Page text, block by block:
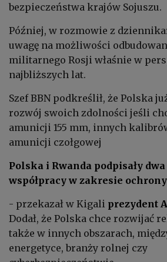
bezpieczeństwa krajów Sojuszu.
Później, w rozmowie z
uwagę na możliwości
militarnego Rosji właśnie w
najbliższych lat.
Szef BBN podkreślił, że Polska
rozwój swoich zdolności jeśli
amunicji 155 mm, innych
amunicji czołgowej
Polska i Rwanda podpisały
współpracy w zakresie
- przekazał w Kigali prezydent
Dodał, że Polska chce rozwijać
także w innych obszarach,
energetyce, branży rolnej czy